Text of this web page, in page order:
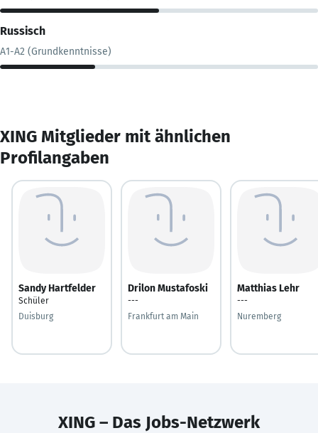
Russisch
A1-A2 (Grundkenntnisse)
XING Mitglieder mit ähnlichen
Profilangaben
Sandy Hartfelder
Schüler
Duisburg
Drilon Mustafoski
---
Frankfurt am Main
Matthias Lehr
---
Nuremberg
XING – Das Jobs-Netzwerk